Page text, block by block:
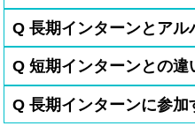
Q 長期インターンとアル
Q 短期インターンとの違
Q 長期インターンに参加